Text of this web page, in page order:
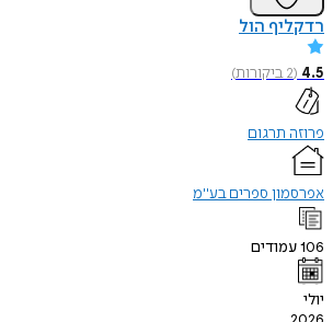
הול
ביקורות)
תרגום
ספרים בע"מ